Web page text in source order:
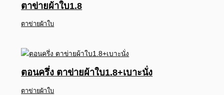
ตาข่ายผ้าใบ1.8
ตาข่ายผ้าใบ
ตอนครึ่ง ตาข่ายผ้าใบ1.8+เบาะนั่ง
ตาข่ายผ้าใบ